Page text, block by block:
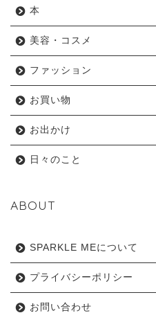
本
美容・コスメ
ファッション
お買い物
お出かけ
日々のこと
ABOUT
SPARKLE MEについて
プライバシーポリシー
お問い合わせ